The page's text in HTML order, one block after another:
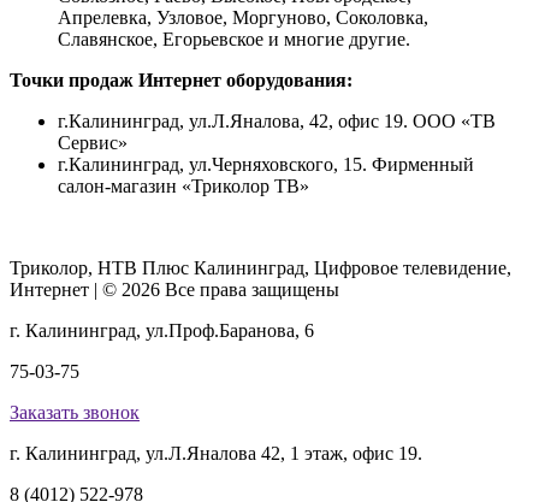
Апрелевка, Узловое, Моргуново, Соколовка,
Славянское, Егорьевское и многие другие.
Точки продаж Интернет оборудования:
г.Калининград, ул.Л.Яналова, 42, офис 19. ООО «ТВ
Сервис»
г.Калининград, ул.Черняховского, 15. Фирменный
салон-магазин «Триколор ТВ»
Триколор, НТВ Плюс Калининград, Цифровое телевидение,
Интернет | © 2026 Все права защищены
г. Калининград, ул.Проф.Баранова, 6
75-03-75
Заказать звонок
г. Калининград, ул.Л.Яналова 42, 1 этаж, офис 19.
8 (4012) 522-978